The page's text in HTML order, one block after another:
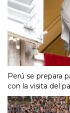
Perú se prepara
con la visita del